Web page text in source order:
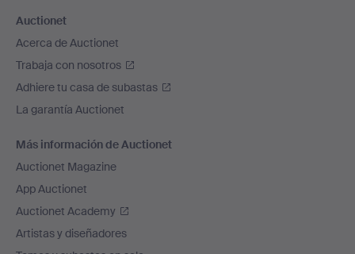
Auctionet
Acerca de Auctionet
Trabaja con nosotros
Adhiere tu casa de subastas
La garantía Auctionet
Más información de Auctionet
Auctionet Magazine
App Auctionet
Auctionet Academy
Artistas y diseñadores